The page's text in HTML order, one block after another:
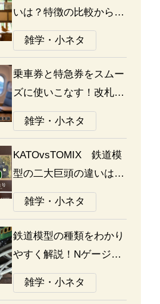
いは？特徴の比較から探
る選び方のポイント
雑学・小ネタ
乗車券と特急券をスムー
ズに使いこなす！改札の
通り方ガイド
雑学・小ネタ
KATOvsTOMIX 鉄道模
型の二大巨頭の違いは何
か？あなたはどっち派？
雑学・小ネタ
鉄道模型の種類をわかり
やすく解説！Nゲージ、
Oゲージ、Zゲージなど
の違いについて
雑学・小ネタ